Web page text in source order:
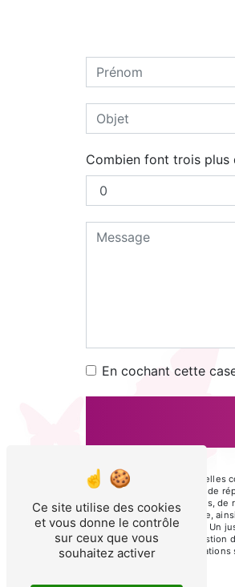
Combien font trois plus
En cochant cette
** Les données personnelles
traitants dans le seul but de
disposez de droits d’accès,
d’une autorité de contrôle,
électronique à l'adresse . Un
fins probatoires et de gestion
cnil.fr pour plus d’informations
Ce site utilise des cookies
et vous donne le contrôle
sur ceux que vous
souhaitez activer